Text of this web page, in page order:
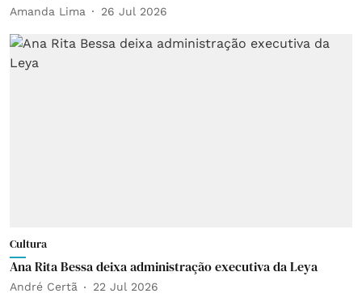
Amanda Lima 26 Jul 2026
Cultura
Ana Rita Bessa deixa administração executiva da Leya
André Certã 22 Jul 2026